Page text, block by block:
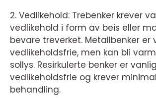
2. Vedlikehold: Trebenker krever
vedlikehold i form av beis eller
bevare treverket. Metallbenker er
vedlikeholdsfrie, men kan bli
sollys. Resirkulerte benker er
vedlikeholdsfrie og krever
behandling.